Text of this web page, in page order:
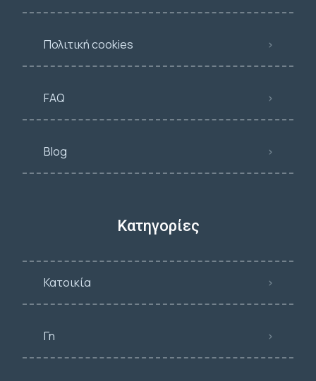
Πολιτική cookies
FAQ
Blog
Κατηγορίες
Κατοικία
Γη